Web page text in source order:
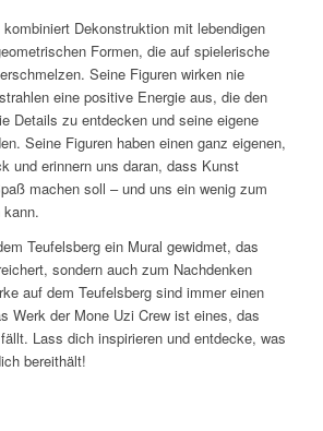
Dekonstruktion mit lebendigen
Formen, die auf spielerische
Seine Figuren wirken nie
eine positive Energie aus, die den
Details zu entdecken und seine eigene
Seine Figuren haben einen ganz eigenen,
und erinnern uns daran, dass Kunst
machen soll – und uns ein wenig zum
Teufelsberg ein Mural gewidmet, das
sondern auch zum Nachdenken
auf dem Teufelsberg sind immer einen
Werk der Mone Uzi Crew ist eines, das
Lass dich inspirieren und entdecke, was
bereithält!